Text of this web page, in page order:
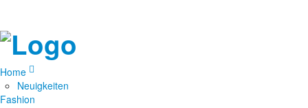
Home
Neuigkeiten
Fashion